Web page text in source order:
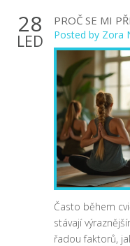
28
LED
PROČ SE MI
Posted by Zora
Často během
stávají
řadou faktorů,